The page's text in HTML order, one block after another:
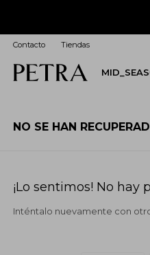
Contacto Tiendas
NO SE HAN
¡Lo sentimos! No hay
Inténtalo nuevamente con